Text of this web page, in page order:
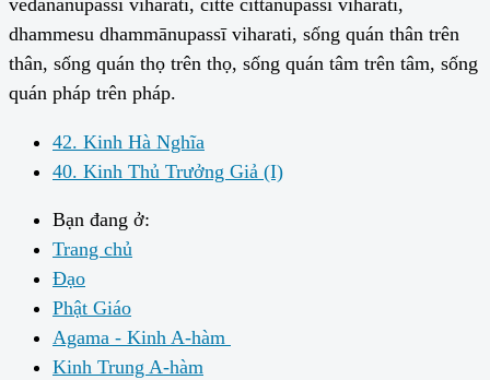
vedanānupassī viharati, citte cittanupassī viharati,
dhammesu dhammānupassī viharati, sống quán thân trên
thân, sống quán thọ trên thọ, sống quán tâm trên tâm, sống
quán pháp trên pháp.
42. Kinh Hà Nghĩa
40. Kinh Thủ Trưởng Giả (I)
Bạn đang ở:
Trang chủ
Đạo
Phật Giáo
Agama - Kinh A-hàm
Kinh Trung A-hàm